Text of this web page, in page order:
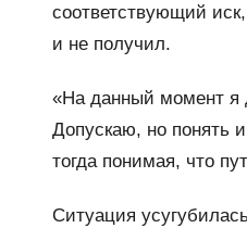
соответствующий
и не получил.
«На данный момент я
Допускаю, но понять
тогда понимая, что
Ситуация